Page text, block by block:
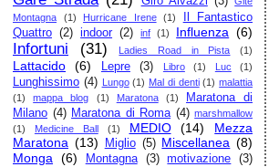
Montagna
(1) Hurricane Irene (1)
Il Fantastico
Quattro (2) indoor (2) inf (1) Influenza (6)
Infortuni (31) Ladies Road in Pista (1)
Lattacido (6) Lepre (3) Libro (1) Luc (1)
Lunghissimo (4) Lungo (1) Mal di denti (1) malattia
(1)
mappa blog (1) Maratona (1)
Maratona di
Milano (4) Maratona di Roma (4) marshmallow
(1)
Medicine Ball (1) MEDIO (14)
Mezza
Maratona (13) Miglio (5) Miscellanea (8)
Monga
(6) Montagna (3) motivazione (3)